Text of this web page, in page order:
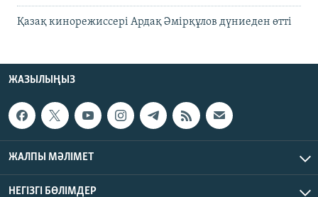
Қазақ кинорежиссері Ардақ Әмірқұлов дүниеден өтті
ЖАЗЫЛЫҢЫЗ
ЖАЛПЫ МӘЛІМЕТ
НЕГІЗГІ БӨЛІМДЕР